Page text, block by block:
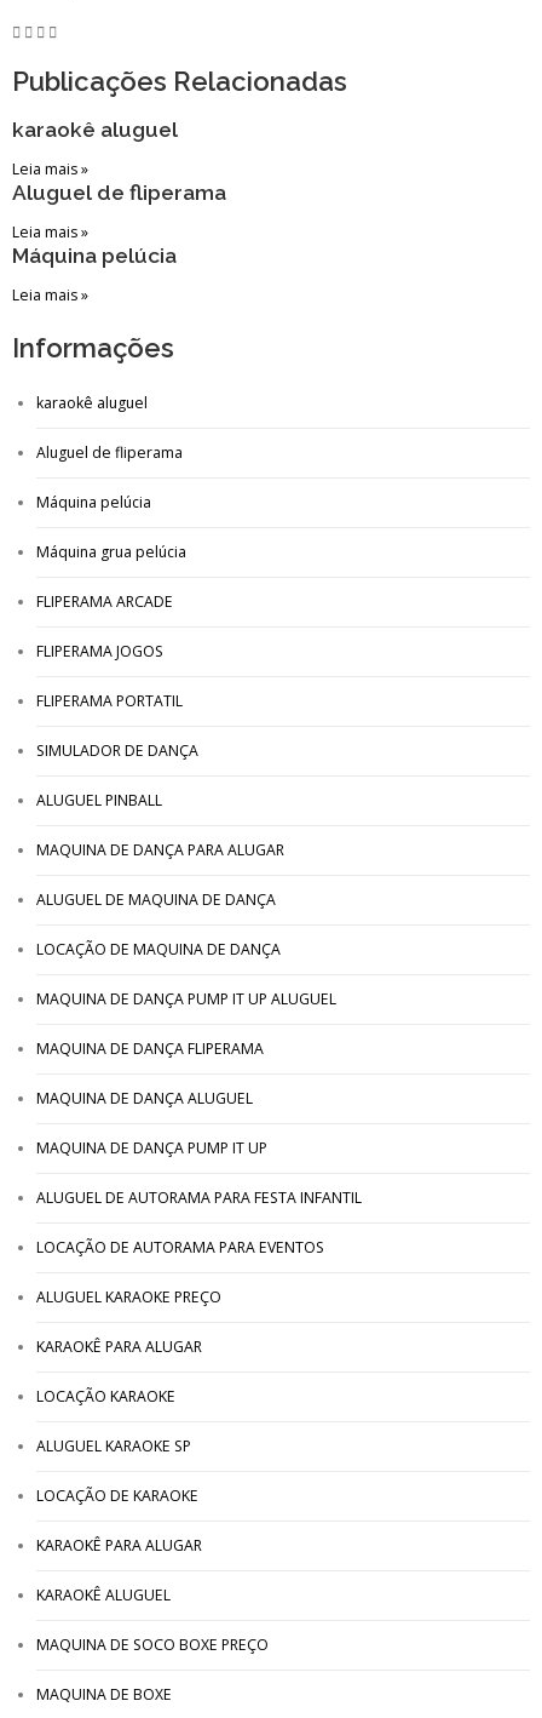
Publicações Relacionadas
karaokê aluguel
Leia mais »
Aluguel de fliperama
Leia mais »
Máquina pelúcia
Leia mais »
Informações
karaokê aluguel
Aluguel de fliperama
Máquina pelúcia
Máquina grua pelúcia
FLIPERAMA ARCADE
FLIPERAMA JOGOS
FLIPERAMA PORTATIL
SIMULADOR DE DANÇA
ALUGUEL PINBALL
MAQUINA DE DANÇA PARA ALUGAR
ALUGUEL DE MAQUINA DE DANÇA
LOCAÇÃO DE MAQUINA DE DANÇA
MAQUINA DE DANÇA PUMP IT UP ALUGUEL
MAQUINA DE DANÇA FLIPERAMA
MAQUINA DE DANÇA ALUGUEL
MAQUINA DE DANÇA PUMP IT UP
ALUGUEL DE AUTORAMA PARA FESTA INFANTIL
LOCAÇÃO DE AUTORAMA PARA EVENTOS
ALUGUEL KARAOKE PREÇO
KARAOKÊ PARA ALUGAR
LOCAÇÃO KARAOKE
ALUGUEL KARAOKE SP
LOCAÇÃO DE KARAOKE
KARAOKÊ PARA ALUGAR
KARAOKÊ ALUGUEL
MAQUINA DE SOCO BOXE PREÇO
MAQUINA DE BOXE